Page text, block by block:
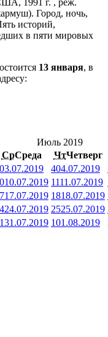
1991 г. , реж.
Город, ночь,
историй,
в пяти мировых
13 января, в
Июль 2019
СрСреда ЧтЧетверг
03.07.2019 404.07.2019
10.07.2019 1111.07.2019
17.07.2019 1818.07.2019
24.07.2019 2525.07.2019
31.07.2019 101.08.2019